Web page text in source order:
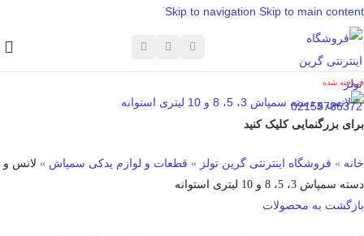
Skip to navigation Skip to main content
فروخته شده
برای بزرگنمایی کلیک کنید
خانه » فروشگاه اینترنتی گرین تولز » قطعات و لوازم یدکی سمپاش » لانس و
دسته سمپاش 3، 5، 8 و 10 لیتری استوانه
بازگشت به محصولات